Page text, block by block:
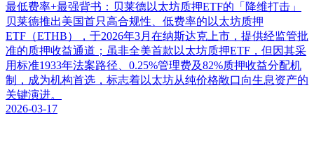
最低费率+最强背书：贝莱德以太坊质押ETF的「降维打击」
贝莱德推出美国首只高合规性、低费率的以太坊质押
ETF（ETHB），于2026年3月在纳斯达克上市，提供经监管批
准的质押收益通道；虽非全美首款以太坊质押ETF，但因其采
用标准1933年法案路径、0.25%管理费及82%质押收益分配机
制，成为机构首选，标志着以太坊从纯价格敞口向生息资产的
关键演进。
2026-03-17